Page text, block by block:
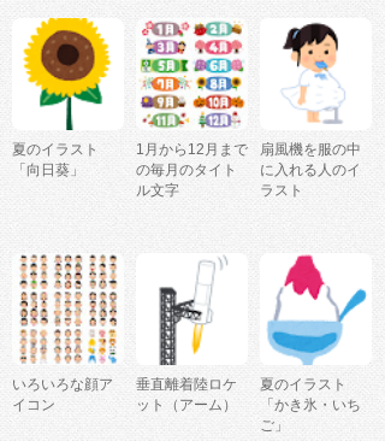
夏のイラスト
「向日葵」
1月から12月まで
の毎月のタイト
ル文字
扇風機を服の中
に入れる人のイ
ラスト
いろいろな顔ア
イコン
垂直離着陸ロケ
ット（アーム）
夏のイラスト
「かき氷・いち
ご」